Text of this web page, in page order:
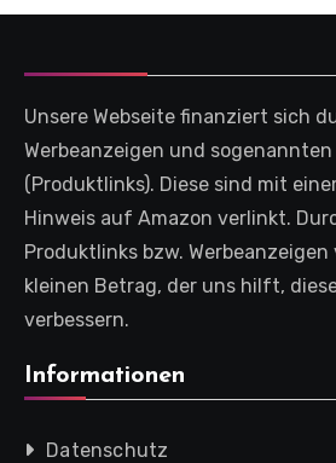
Unsere Webseite finanziert sich
Werbeanzeigen und
(Produktlinks). Diese sind mit
Hinweis auf Amazon verlinkt.
Produktlinks bzw.
kleinen Betrag, der uns hilft,
verbessern.
Informationen
Datenschutz